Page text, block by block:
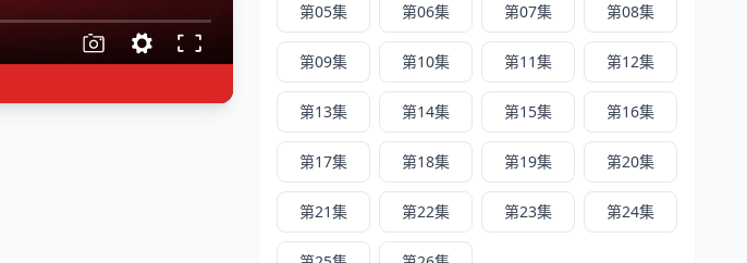
第05集 第06集 第07集 第08集
第09集 第10集 第11集 第12集
第13集 第14集 第15集 第16集
第17集 第18集 第19集 第20集
第21集 第22集 第23集 第24集